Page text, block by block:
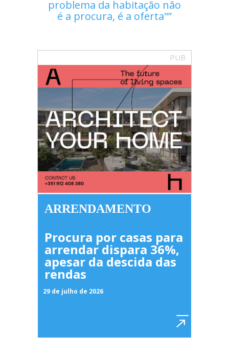
problema da habitação não
é a procura, é a oferta"
PUB
ARRENDAMENTO
Procura por casas para
arrendar dispara 36%,
apesar da descida das
rendas
29 de julho de 2026